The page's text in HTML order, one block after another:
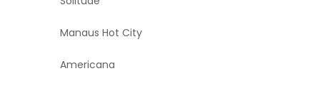
Manaus Hot City
Americana